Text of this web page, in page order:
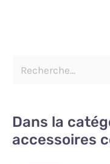
Dans la
accessoires